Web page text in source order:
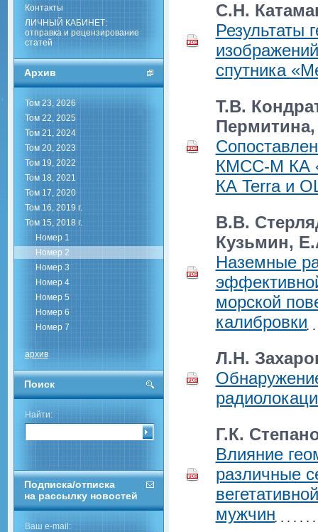
Контакты
ЛИЧНЫЙ КАБИНЕТ:
отправка и рецензирование
статей
Архив
Том 23, 2026
Том 22, 2025
Том 21, 2024
Том 20, 2023
Том 19, 2022
Том 18, 2021
Том 17, 2020
Том 16, 2019 г.
Том 15, 2018 г.
Номер 1
Номер 2
Номер 3
Номер 4
Номер 5
Номер 6
Номер 7
архив
Поиск
Найти:
Подписка/отписка
на рассылку новостей
Ваш e-mail:
С.Н.
Результаты
спутника
Т.В.
КМСС-М КА
КА Terra и
В.В.
Кузьмин,
Наземные
морской
калибровки
Л.Н.
Г.К.
Влияние
различные
мужчин